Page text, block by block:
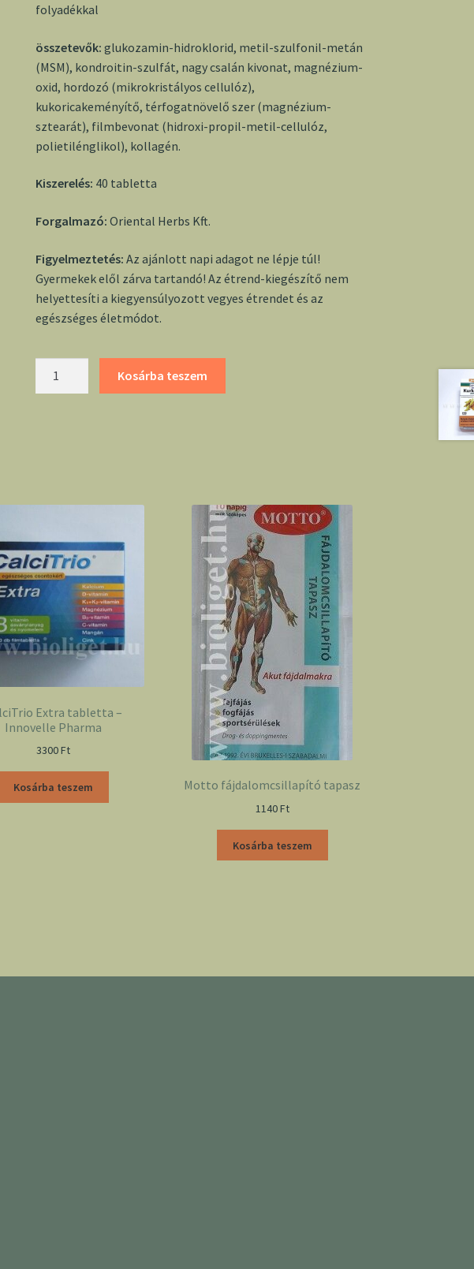
folyadékkal
összetevők: glukozamin-hidroklorid, metil-szulfonil-metán
(MSM), kondroitin-szulfát, nagy csalán kivonat, magnézium-
oxid, hordozó (mikrokristályos cellulóz),
kukoricakeményítő, térfogatnövelő szer (magnézium-
sztearát), filmbevonat (hidroxi-propil-metil-cellulóz,
polietilénglikol), kollagén.
Kiszerelés: 40 tabletta
Forgalmazó: Oriental Herbs Kft.
Figyelmeztetés: Az ajánlott napi adagot ne lépje túl!
Gyermekek elől zárva tartandó! Az étrend-kiegészítő nem
helyettesíti a kiegyensúlyozott vegyes étrendet és az
egészséges életmódot.
Chen
Kosárba teszem
Extra tabletta –
Innovelle Pharma
3300Ft
Kosárba teszem Motto fájdalomcsillapító tapasz
1140Ft
Kosárba teszem